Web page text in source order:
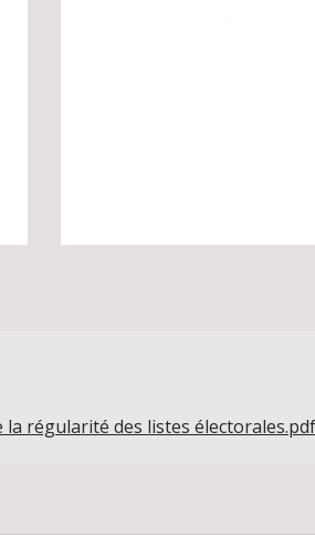
régularité des listes électorales.pdf